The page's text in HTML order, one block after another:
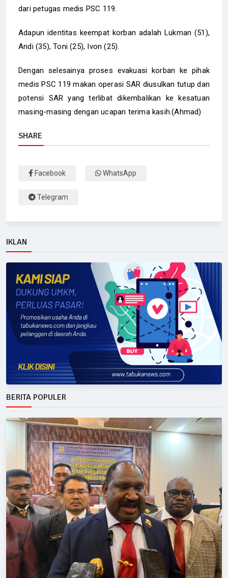
dari petugas medis PSC 119.
Adapun identitas keempat korban adalah Lukman (51),
Andi (35), Toni (25), Ivon (25).
Dengan selesainya proses evakuasi korban ke pihak
medis PSC 119 makan operasi SAR diusulkan tutup dan
potensi SAR yang terlibat dikembalikan ke kesatuan
masing-masing dengan ucapan terima kasih.(Ahmad)
SHARE
Facebook WhatsApp
Telegram
IKLAN
BERITA POPULER